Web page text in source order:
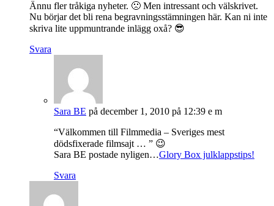
Ännu fler tråkiga nyheter. 🙁 Men intressant och välskrivet.
Nu börjar det bli rena begravningsstämningen här. Kan ni inte
skriva lite uppmuntrande inlägg oxå? 😎
Svara
Sara BE på december 1, 2010 på 12:39 e m
“Välkommen till Filmmedia – Sveriges mest
dödsfixerade filmsajt … ” 😉
Sara BE postade nyligen…Glory Box julklappstips!
Svara